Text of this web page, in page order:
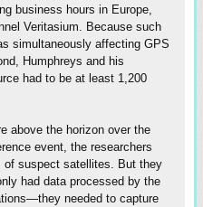
business hours in Europe,
Veritasium. Because such
simultaneously affecting GPS
Humphreys and his
had to be at least 1,200
above the horizon over the
event, the researchers
of suspect satellites. But they
had data processed by the
needed to capture